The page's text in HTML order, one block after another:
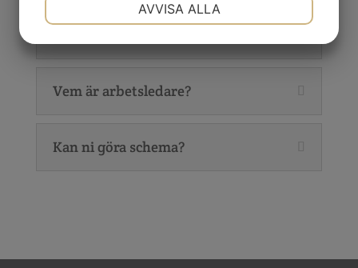
Jobbar ni med arbetsmiljö? Får
Vem är arbetsledare?
Kan ni göra schema?
AVVISA ALLA